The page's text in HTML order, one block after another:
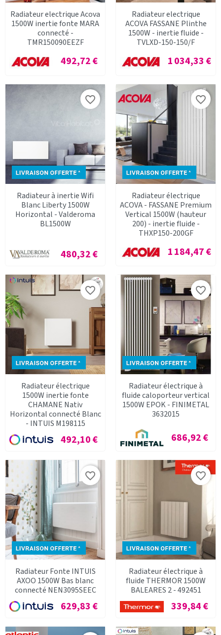
Radiateur electrique Acova
1500W inertie fonte MARA
connecté -
TMR150090EEZF
Prix
492,72 €
Radiateur electrique
ACOVA FASSANE Plinthe
1500W - inertie fluide -
TVLXD-150-150/F
Prix
1 034,33 €
Radiateur à inertie Wifi
Blanc Liberty 1500W
Horizontal - Valderoma
BL1500W
Prix
480,32 €
favorite_border
Radiateur électrique
ACOVA - FASSANE Premium
Vertical 1500W (hauteur
200) - inertie fluide -
THXP150-200GF
Prix
1 184,47 €
favorite_border
Radiateur électrique
1500W inertie fonte
CHAMANE Nativ
Horizontal connecté Blanc
- INTUIS M198115
Prix
492,10 €
favorite_border
Radiateur électrique à
fluide caloporteur vertical
1500W EPOK - FINIMETAL
3632015
Prix
686,92 €
favorite_border
Radiateur Fonte INTUIS
AXOO 1500W Bas blanc
connecté NEN3095SEEC
Prix
629,83 €
favorite_border
Radiateur électrique à
fluide THERMOR 1500W
BALEARES 2 - 492451
Prix
339,84 €
favorite_border